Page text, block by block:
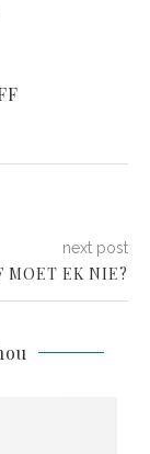
next post
MOET EK NIE?